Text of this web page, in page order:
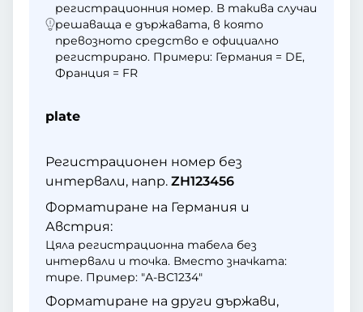
регистрационния номер. В такива случаи
решаваща е държавата, в която
превозното средство е официално
регистрирано. Примери: Германия = DE,
Франция = FR
plate
Регистрационен номер без
интервали, напр. ZH123456
Форматиране на Германия и
Австрия:
Цяла регистрационна табела без
интервали и точка. Вместо значката:
тире. Пример: "A-BC1234"
Форматиране на други държави,